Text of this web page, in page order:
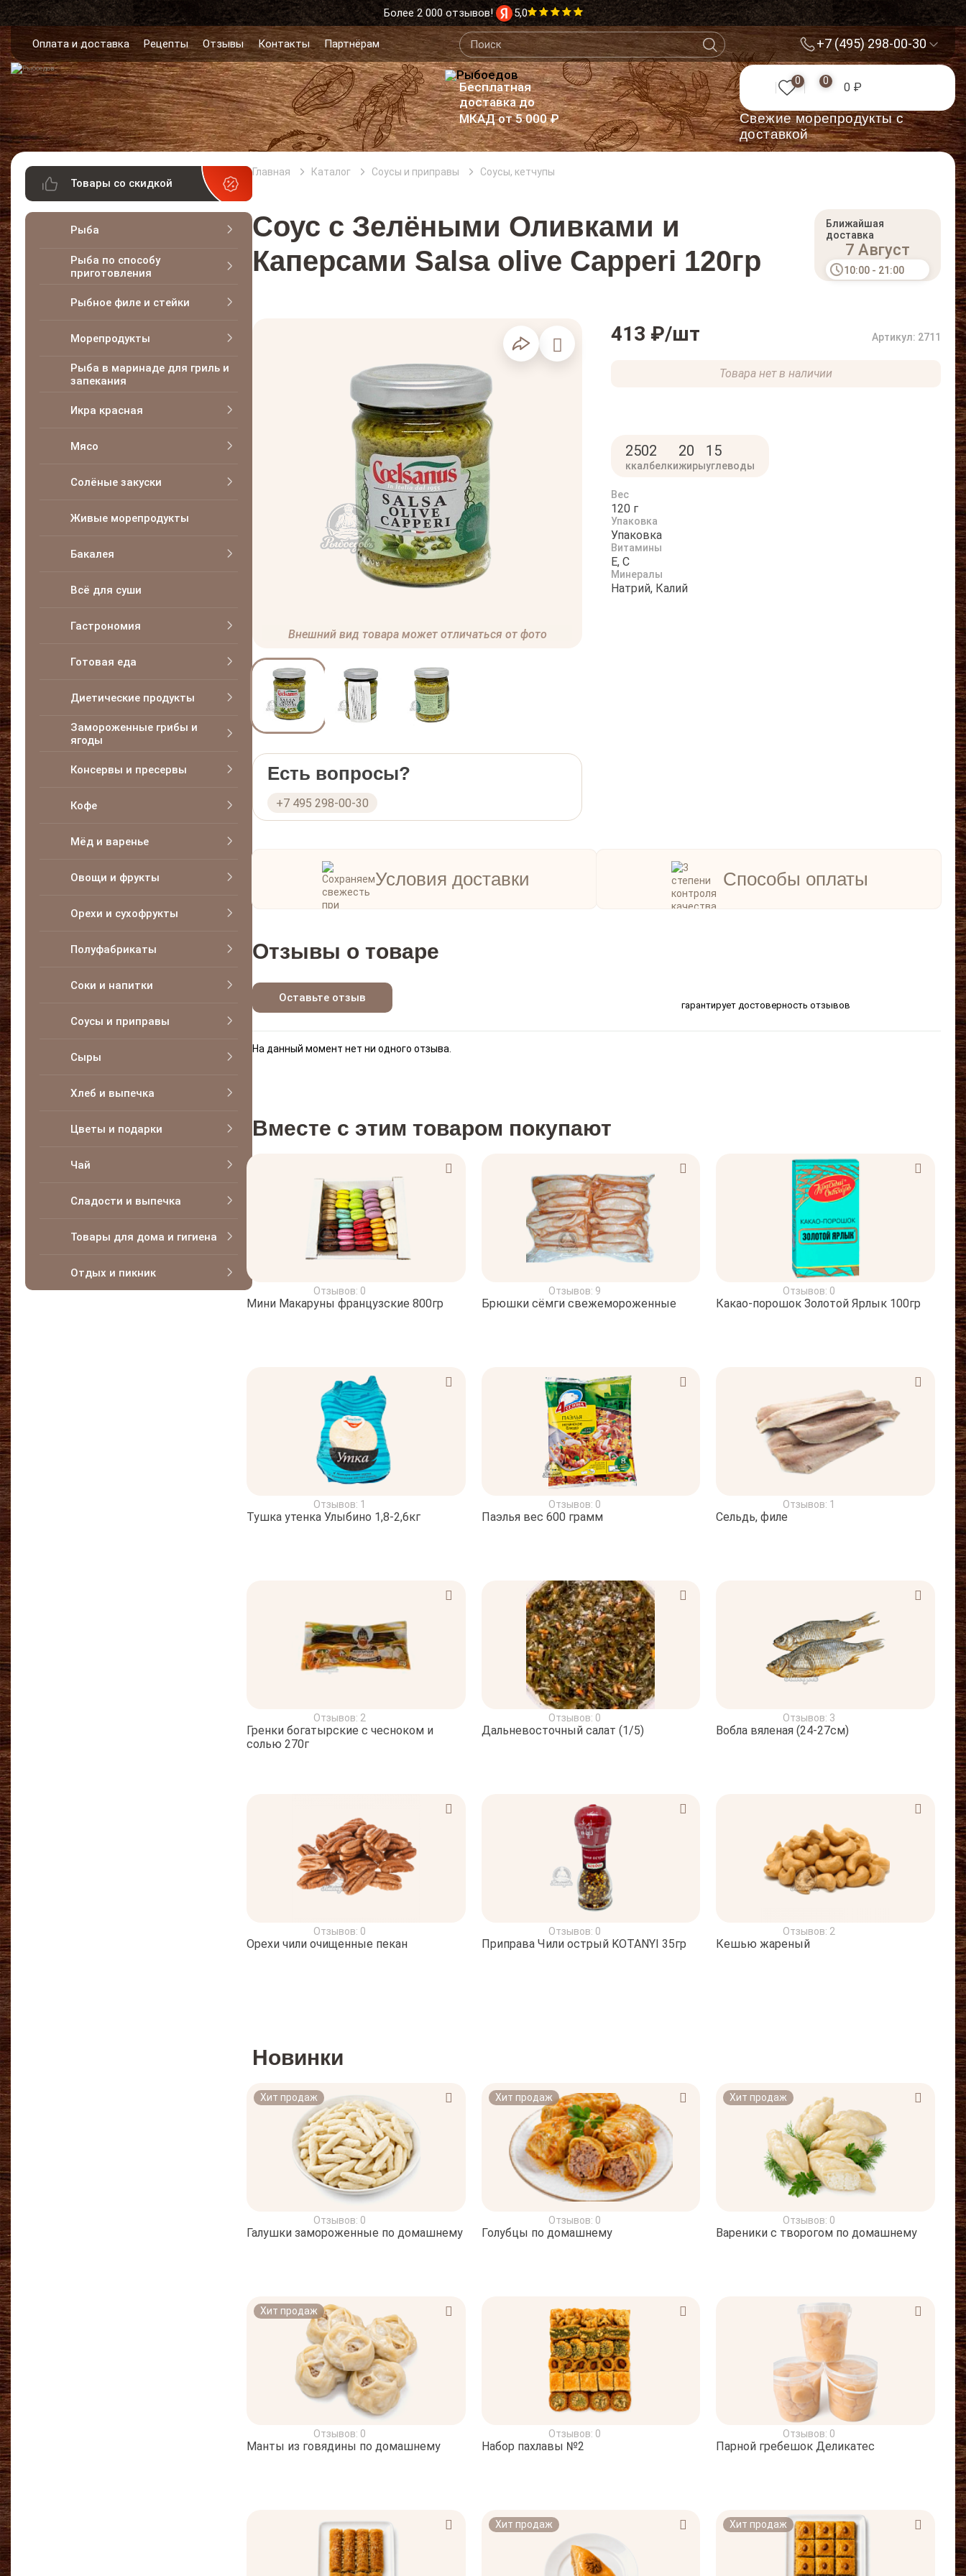
Более 2 000 отзывов! 5,0
Оплата и доставка Рецепты Отзывы Контакты Партнёрам +7 (495) 298-00-30
Бесплатная
доставка до
МКАД от 5 000 ₽
0 0 0 ₽
Cвежие морепродукты с
доставкой
Товары со скидкой
Рыба
Рыба по способу
приготовления
Рыбное филе и стейки
Морепродукты
Рыба в маринаде для гриль и
запекания
Икра красная
Мясо
Солёные закуски
Живые морепродукты
Бакалея
Всё для суши
Гастрономия
Готовая еда
Диетические продукты
Замороженные грибы и
ягоды
Консервы и пресервы
Кофе
Мёд и варенье
Овощи и фрукты
Орехи и сухофрукты
Полуфабрикаты
Соки и напитки
Соусы и приправы
Сыры
Хлеб и выпечка
Цветы и подарки
Чай
Сладости и выпечка
Товары для дома и гигиена
Отдых и пикник
Главная Каталог Соусы и приправы Соусы, кетчупы
Соус с Зелёными Оливками и
Каперсами Salsa olive Capperi 120гр
Ближайшая
доставка
7 Август
10:00 - 21:00
Внешний вид товара может отличаться от фото
Есть вопросы?
+7 495 298-00-30
413 ₽/шт Артикул: 2711
Товара нет в наличии
250
ккал
2
белки
20
жиры
15
углеводы
Вес
120 г
Упаковка
Упаковка
Витамины
E, C
Минералы
Натрий, Калий
Условия доставки Способы оплаты
Отзывы о товаре
Оставьте отзыв
гарантирует достоверность отзывов
На данный момент нет ни одного отзыва.
Вместе с этим товаром покупают
Отзывов: 0
Мини Макаруны французские 800гр
Отзывов: 9
Брюшки сёмги свежемороженные
Отзывов: 0
Какао-порошок Золотой Ярлык 100гр
Отзывов: 1
Тушка утенка Улыбино 1,8-2,6кг
Отзывов: 0
Паэлья вес 600 грамм
Отзывов: 1
Сельдь, филе
Отзывов: 2
Гренки богатырские с чесноком и
солью 270г
Отзывов: 0
Дальневосточный салат (1/5)
Отзывов: 3
Вобла вяленая (24-27см)
Отзывов: 0
Орехи чили очищенные пекан
Отзывов: 0
Приправа Чили острый KOTANYI 35гр
Отзывов: 2
Кешью жареный
Новинки
Хит продаж
Отзывов: 0
Галушки замороженные по домашнему
Хит продаж
Отзывов: 0
Голубцы по домашнему
Хит продаж
Отзывов: 0
Вареники с творогом по домашнему
Хит продаж
Отзывов: 0
Манты из говядины по домашнему
Отзывов: 0
Набор пахлавы №2
Отзывов: 0
Парной гребешок Деликатес
Хит продаж Хит продаж